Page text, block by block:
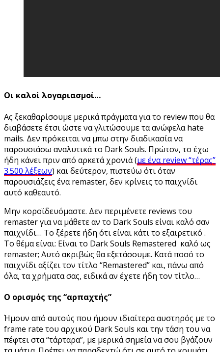
Οι καλοί λογαριασμοί…
Ας ξεκαθαρίσουμε μερικά πράγματα για το review που θα
διαβάσετε έτσι ώστε να γλιτώσουμε τα ανώφελα hate
mails. Δεν πρόκειται να μπω στην διαδικασία να
παρουσιάσω αναλυτικά το Dark Souls. Πρώτον, το έχω
ήδη κάνει πριν από αρκετά χρονιά (με ένα review “τέρας”
3.500 λέξεων) και δεύτερον, πιστεύω ότι όταν
παρουσιάζεις ένα remaster, δεν κρίνεις το παιχνίδι
αυτό καθεαυτό.
Μην κοροϊδευόμαστε. Δεν περιμένετε reviews του
remaster για να μάθετε αν το Dark Souls είναι καλό σαν
παιχνίδι… Το ξέρετε ήδη ότι είναι κάτι το εξαιρετικό .
Το θέμα είναι: Είναι το Dark Souls Remastered καλό ως
remaster; Αυτό ακριβώς θα εξετάσουμε. Κατά ποσό το
παιχνίδι αξίζει τον τίτλο “Remastered” και, πάνω από
όλα, τα χρήματα σας, ειδικά αν έχετε ήδη τον τίτλο…
Ο ορισμός της “αρπαχτής”
Ήμουν από αυτούς που ήμουν ιδιαίτερα αυστηρός με το
frame rate του αρχικού Dark Souls και την τάση του να
πέφτει στα “τάρταρα”, με μερικά σημεία να σου βγάζουν